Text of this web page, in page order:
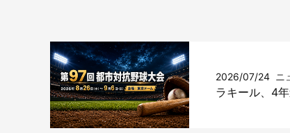
2026/07/24 ニ
ラキール、4